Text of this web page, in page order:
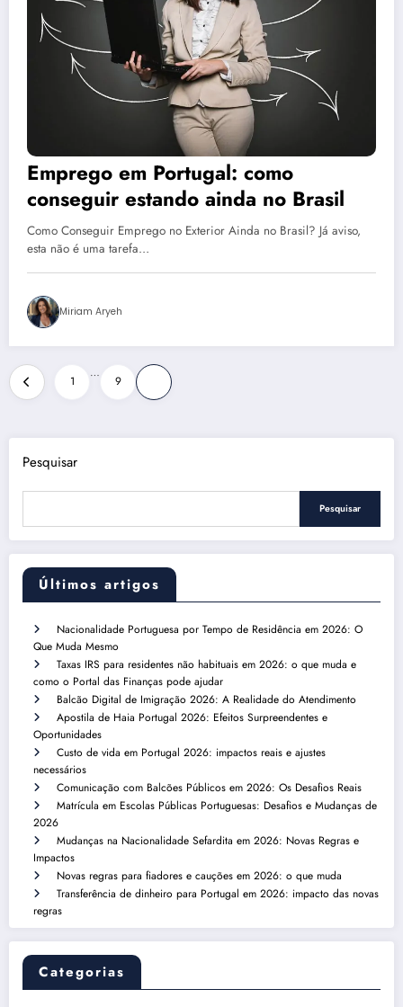
Emprego em Portugal: como
conseguir estando ainda no Brasil
Como Conseguir Emprego no Exterior Ainda no Brasil? Já aviso,
esta não é uma tarefa…
Miriam Aryeh
Paginação
de
posts
1
…
9
Pesquisar
Pesquisar
Últimos artigos
Nacionalidade Portuguesa por Tempo de Residência em 2026: O
Que Muda Mesmo
Taxas IRS para residentes não habituais em 2026: o que muda e
como o Portal das Finanças pode ajudar
Balcão Digital de Imigração 2026: A Realidade do Atendimento
Apostila de Haia Portugal 2026: Efeitos Surpreendentes e
Oportunidades
Custo de vida em Portugal 2026: impactos reais e ajustes
necessários
Comunicação com Balcões Públicos em 2026: Os Desafios Reais
Matrícula em Escolas Públicas Portuguesas: Desafios e Mudanças de
2026
Mudanças na Nacionalidade Sefardita em 2026: Novas Regras e
Impactos
Novas regras para fiadores e cauções em 2026: o que muda
Transferência de dinheiro para Portugal em 2026: impacto das novas
regras
Categorias